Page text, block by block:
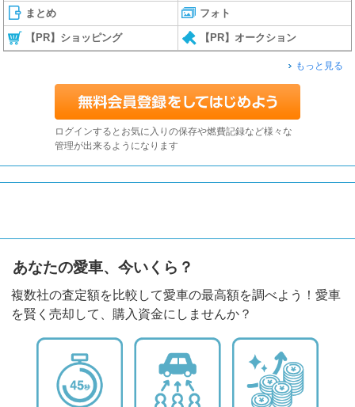
まとめ フォト
【PR】ショッピング 【PR】オークション
もっと見る
ログインするとお気に入りの保存や燃費記録など様々な
管理が出来るようになります
あなたの愛車、今いくら？
複数社の査定額を比較して愛車の最高額を調べよう！愛車
を賢く売却して、購入資金にしませんか？